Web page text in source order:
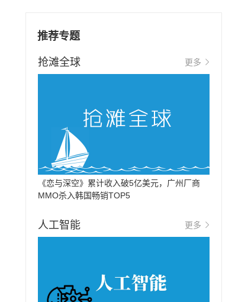
推荐专题
抢滩全球 更多
《恋与深空》累计收入破5亿美元，广州厂商
MMO杀入韩国畅销TOP5
人工智能 更多